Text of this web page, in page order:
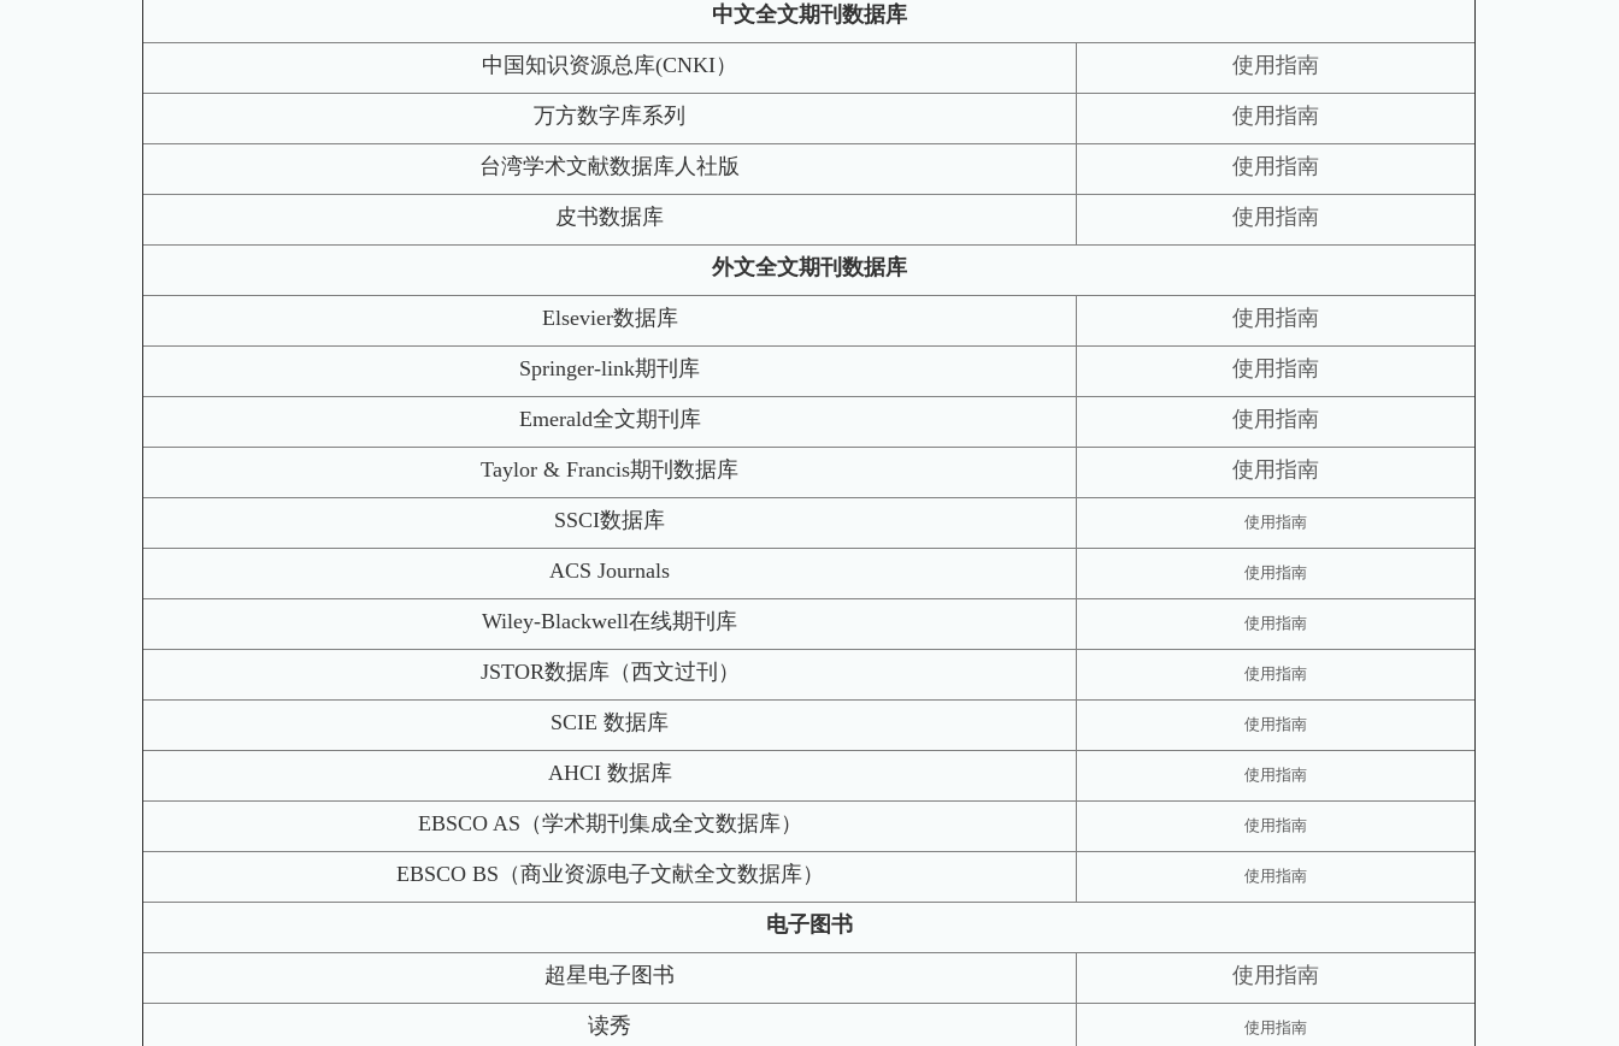
中文全文期刊数据库
中国知识资源总库(CNKI） 使用指南
万方数字库系列 使用指南
台湾学术文献数据库人社版 使用指南
皮书数据库 使用指南
外文全文期刊数据库
Elsevier数据库 使用指南
Springer-link期刊库 使用指南
Emerald全文期刊库 使用指南
Taylor & Francis期刊数据库 使用指南
SSCI数据库 使用指南
ACS Journals 使用指南
Wiley-Blackwell在线期刊库 使用指南
JSTOR数据库（西文过刊） 使用指南
SCIE 数据库 使用指南
AHCI 数据库 使用指南
EBSCO AS（学术期刊集成全文数据库） 使用指南
EBSCO BS（商业资源电子文献全文数据库） 使用指南
电子图书
超星电子图书 使用指南
读秀 使用指南